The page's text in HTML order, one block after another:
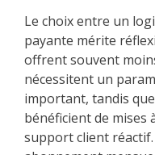
Le choix entre un
payante mérite
offrent souvent
nécessitent un
important, tandis
bénéficient de mises
support client réactif.